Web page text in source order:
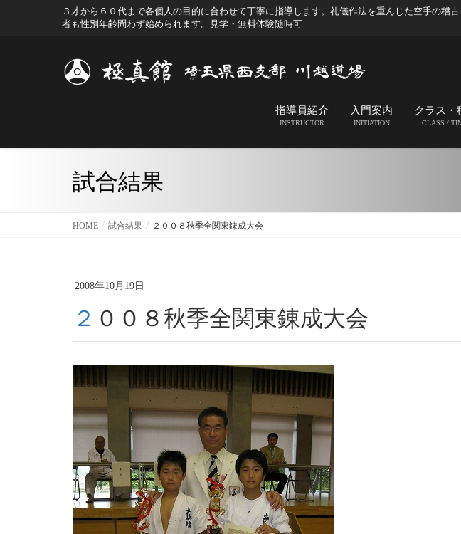
３才から６０代まで各個人の目的に合わせて丁寧に指導します。礼儀作法を重んじた空手の稽
者も性別年齢問わず始められます。見学・無料体験随時可
指導員紹介
INSTRUCTOR
入門案内
INITIATION
クラス・
CLASS /
試合結果
HOME 試合結果 ２００８秋季全関東錬成大会
2008年10月19日
２００８秋季全関東錬成大会